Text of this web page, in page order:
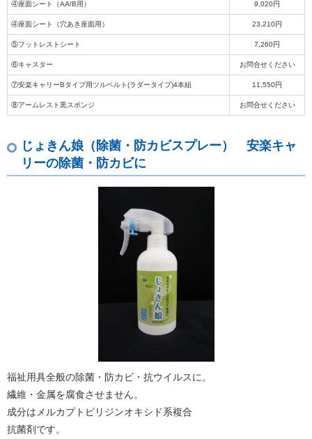
④座面シート （AA/B用） 9,020円
④座面シート （穴あき座面用） 23,210円
⑤フットレストシート 7,260円
⑥キャスター お問合せください
⑦安楽キャリーBタイプ用ツルベルト(ラダータイプ)4本組 11,550円
⑧アームレスト黒スポンジ お問合せください
じょきん娘（除菌・防カビスプレー） 安楽キャ
リーの除菌・防カビに
福祉用具全般の除菌・防カビ・抗ウイルスに。
繊維・金属を腐食させません。
成分は メルカプトピリジンオキシド系複合
抗菌剤です。